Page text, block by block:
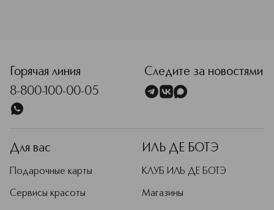
Горячая линия
8-800-100-00-05
Следите за новостями
Для вас
Подарочные карты
Сервисы красоты
ИЛЬ ДЕ БОТЭ
КЛУБ ИЛЬ ДЕ БОТЭ
Магазины